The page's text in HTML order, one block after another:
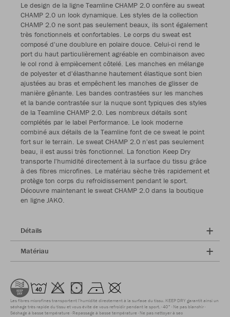
Le design de la ligne Teamline CHAMP 2.0 confère au sweat
CHAMP 2.0 un look dynamique. Les styles de la collection
CHAMP 2.0 ne sont pas seulement beaux, ils sont également
très fonctionnels et confortables. Le corps du sweat est
composé d'une doublure en polaire douce. Celui-ci rend le
port du haut particulièrement agréable en combinaison avec
le col rond à empiècement côtelé. Les manches en mélange
de polyester et d'élasthanne hautement élastique sont bien
ajustées au bras et empêchent les manches de glisser de
manière gênante. Les bandes contrastées sur les manches
et la bande contrastée sur la nuque sont typiques des styles
de la Teamline CHAMP 2.0. Les nombreux détails sont
complétés par le label Performance. Le look moderne
combiné aux détails de la Teamline font de ce sweat le point
fort sur le terrain. Le sweat CHAMP 2.0 n'est pas seulement
beau, il est aussi très fonctionnel. La fonction Keep Dry
transporte l'humidité directement à la surface du tissu grâce
à des fibres microfines. Le matériau sèche très rapidement et
protège ton corps du refroidissement pendant le sport.
Découvre maintenant le sweat CHAMP 2.0 dans la boutique
en ligne JAKO.
Détails
Matériau
Les fibres microfines transportent l'humidité directement à la surface du tissu. KEEP DRY garantit ainsi un
séchage très rapide du tissu et vous évite de vous refroidir pendant le sport. 40° Ne pas blanchir
Séchage à basse température Repassage à basse température Ne pas nettoyer à sec